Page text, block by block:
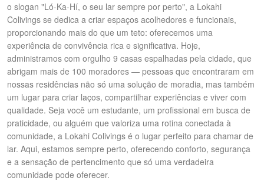
o slogan "Ló-Ka-Hí, o seu lar sempre por perto", a Lokahi
Colivings se dedica a criar espaços acolhedores e funcionais,
proporcionando mais do que um teto: oferecemos uma
experiência de convivência rica e significativa. Hoje,
administramos com orgulho 9 casas espalhadas pela cidade, que
abrigam mais de 100 moradores — pessoas que encontraram em
nossas residências não só uma solução de moradia, mas também
um lugar para criar laços, compartilhar experiências e viver com
qualidade. Seja você um estudante, um profissional em busca de
praticidade, ou alguém que valoriza uma rotina conectada à
comunidade, a Lokahi Colivings é o lugar perfeito para chamar de
lar. Aqui, estamos sempre perto, oferecendo conforto, segurança
e a sensação de pertencimento que só uma verdadeira
comunidade pode oferecer.